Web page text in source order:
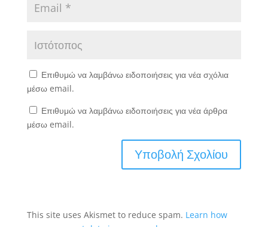
Επιθυμώ να λαμβάνω ειδοποιήσεις για νέα σχόλια
μέσω email.
Επιθυμώ να λαμβάνω ειδοποιήσεις για νέα άρθρα
μέσω email.
This site uses Akismet to reduce spam. Learn how